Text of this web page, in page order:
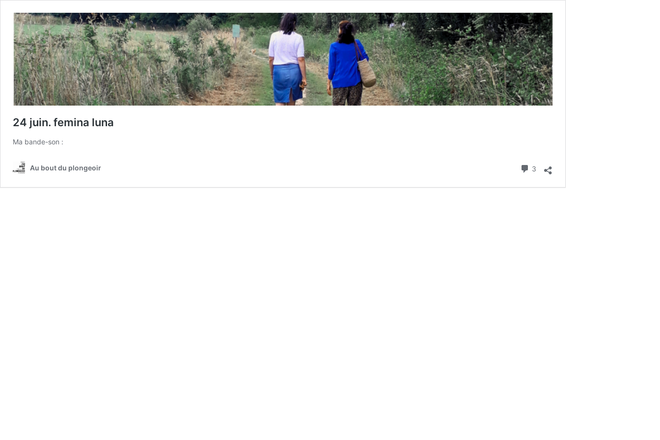
24 juin. femina luna
Ma bande-son :
Au bout du plongeoir 3 Commentaires